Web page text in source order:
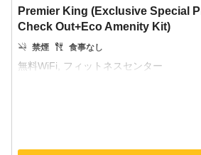
Premier King (Exclusive Special
Check Out+Eco Amenity Kit)
禁煙 食事なし